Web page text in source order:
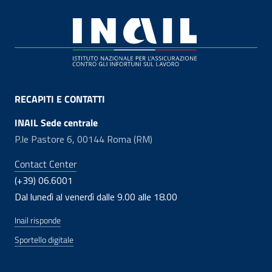
RECAPITI E CONTATTI
INAIL Sede centrale
P.le Pastore 6, 00144 Roma (RM)
Contact Center
(+39) 06.6001
Dal lunedì al venerdì dalle 9.00 alle 18.00
Inail risponde
Sportello digitale